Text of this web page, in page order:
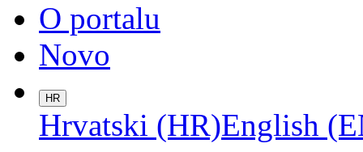
O portalu
Novo
HR
Hrvatski (HR)English